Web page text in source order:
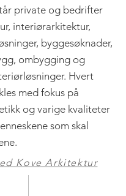
private og bedrifter
interiørarkitektur,
byggesøknader,
ombygging og
Hvert
med fokus på
og varige kvaliteter
som skal
Kove Arkitektur